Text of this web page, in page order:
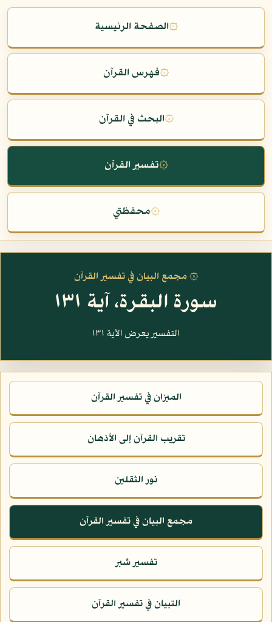
۞الصفحة الرئيسية
۞فهرس القرآن
۞البحث في القرآن
۞تفسير القرآن
۞محفظتي
۞ مجمع البيان في تفسير القرآن
سورة البقرة، آية ١٣١
التفسير يعرض الآية ١٣١
الميزان في تفسير القرآن
تقريب القرآن إلى الأذهان
نور الثقلين
مجمع البيان في تفسير القرآن
تفسير شبر
التبيان في تفسير القرآن